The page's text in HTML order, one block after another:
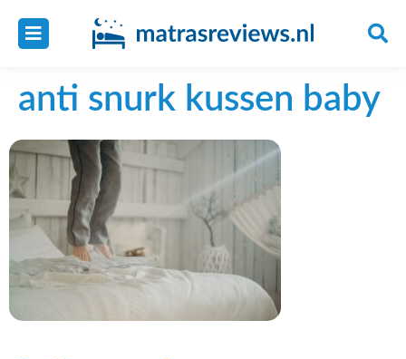
anti snurk kussen baby